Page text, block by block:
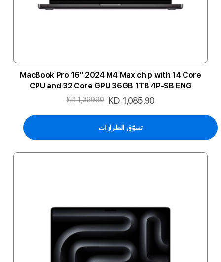
MacBook Pro 16" 2024 M4 Max chip with 14 Core
CPU and 32 Core GPU 36GB 1TB 4P-SB ENG
السعر
KD 1,085.90
KD 1,269.90
تسوّق الطرازات